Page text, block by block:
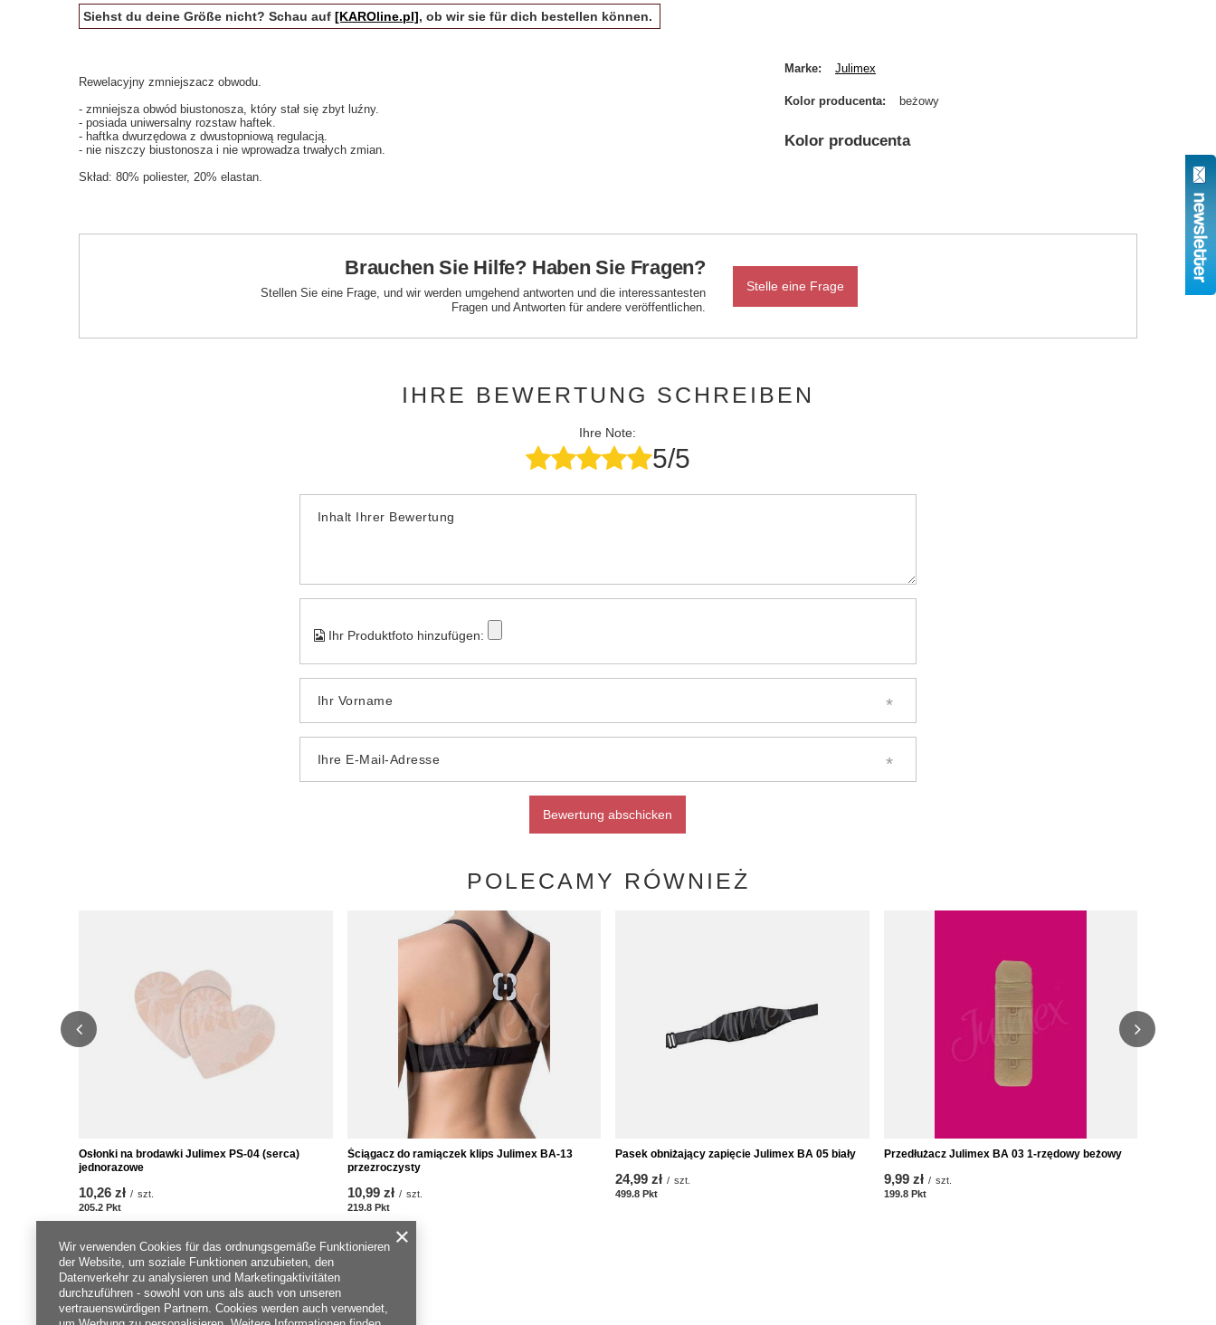
Siehst du deine Größe nicht? Schau auf [KAROline.pl], ob wir sie für dich bestellen können.
Rewelacyjny zmniejszacz obwodu.
- zmniejsza obwód biustonosza, który stał się zbyt luźny.
- posiada uniwersalny rozstaw haftek.
- haftka dwurzędowa z dwustopniową regulacją.
- nie niszczy biustonosza i nie wprowadza trwałych zmian.
Skład: 80% poliester, 20% elastan.
Marke Julimex
Kolor producenta beżowy
Kolor producenta
Brauchen Sie Hilfe? Haben Sie Fragen?
Stellen Sie eine Frage, und wir werden umgehend antworten und die interessantesten
Fragen und Antworten für andere veröffentlichen.
Stelle eine Frage
IHRE BEWERTUNG SCHREIBEN
Ihre Note:
5/5
Inhalt Ihrer Bewertung
Ihr Produktfoto hinzufügen:
Ihr Vorname
Ihre E-Mail-Adresse
Bewertung abschicken
POLECAMY RÓWNIEŻ
Osłonki na brodawki Julimex PS-04 (serca)
jednorazowe
10,26 zł / szt.
205.2 Pkt
Ściągacz do ramiączek klips Julimex BA-13
przezroczysty
10,99 zł / szt.
219.8 PktPunkte
Pasek obniżający zapięcie Julimex BA 05 biały
24,99 zł / szt.
499.8 Pkt
Przedłużacz Julimex BA 03 1-rzędowy beżowy
9,99 zł / szt.
199.8 PktPunkte
Wir verwenden Cookies für das ordnungsgemäße Funktionieren
der Website, um soziale Funktionen anzubieten, den
Datenverkehr zu analysieren und Marketingaktivitäten
durchzuführen - sowohl von uns als auch von unseren
vertrauenswürdigen Partnern. Cookies werden auch verwendet,